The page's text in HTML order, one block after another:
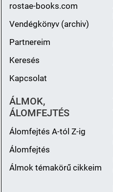
rostae-books.com
Vendégkönyv (archiv)
Partnereim
Keresés
Kapcsolat
ÁLMOK,
ÁLOMFEJTÉS
Álomfejtés A-tól Z-ig
Álomfejtés
Álmok témakörű cikkeim